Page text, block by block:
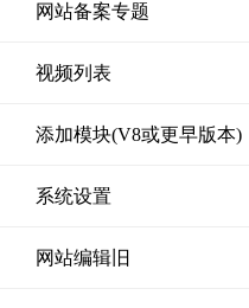
网站备案专题
视频列表
添加模块(V8或更早版本)
系统设置
网站编辑旧